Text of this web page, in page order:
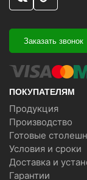
Заказать звонок
ПОКУПАТЕЛЯМ
Продукция
Производство
Готовые
Условия и сроки
Доставка и
Гарантии